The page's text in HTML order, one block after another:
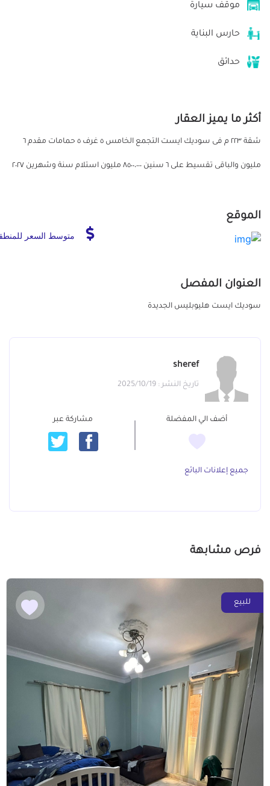
موقف سيارة
حارس البناية
حدائق
أكثر ما يميز العقار
شقة ٢٢٣ م فى سوديك ايست التجمع الخامس ٥ غرف ٥ حمامات مقدم ٦
مليون والباقى تقسيط على ٦ سنين ٨٥٠٠،٠٠٠ مليون استلام سنة وشهرين ٢٠٢٧
الموقع
متوسط السعر
العنوان المفصل
سوديك ايست هليوبليس الجديدة
sheref
تاريخ النشر : 2025/10/19
أضف الي المفضلة مشاركة عبر
جميع إعلانات البائع
فرص مشابهة
للبيع